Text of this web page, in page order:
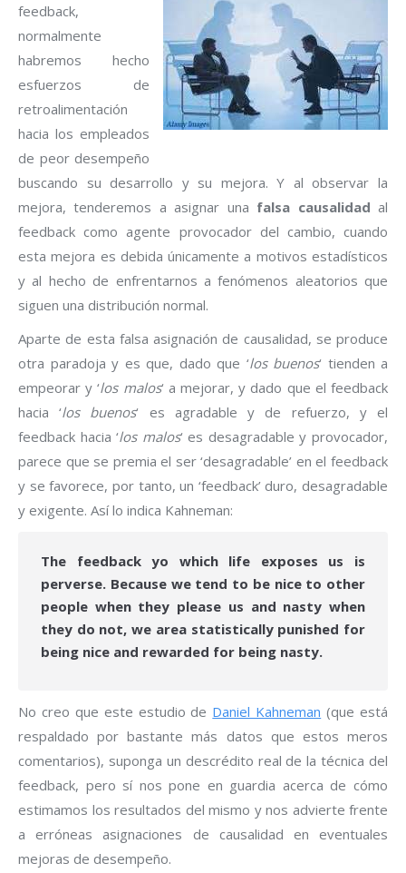
feedback,
normalmente
habremos hecho
esfuerzos de
retroalimentación
hacia los empleados
de peor desempeño
buscando su desarrollo y su mejora. Y al observar la
mejora, tenderemos a asignar una falsa causalidad al
feedback como agente provocador del cambio, cuando
esta mejora es debida únicamente a motivos estadísticos
y al hecho de enfrentarnos a fenómenos aleatorios que
siguen una distribución normal.
Aparte de esta falsa asignación de causalidad, se produce
otra paradoja y es que, dado que ‘los buenos‘ tienden a
empeorar y ‘los malos‘ a mejorar, y dado que el feedback
hacia ‘los buenos‘ es agradable y de refuerzo, y el
feedback hacia ‘los malos‘ es desagradable y provocador,
parece que se premia el ser ‘desagradable’ en el feedback
y se favorece, por tanto, un ‘feedback’ duro, desagradable
y exigente. Así lo indica Kahneman:
The feedback yo which life exposes us is
perverse. Because we tend to be nice to other
people when they please us and nasty when
they do not, we area statistically punished for
being nice and rewarded for being nasty.
No creo que este estudio de Daniel Kahneman (que está
respaldado por bastante más datos que estos meros
comentarios), suponga un descrédito real de la técnica del
feedback, pero sí nos pone en guardia acerca de cómo
estimamos los resultados del mismo y nos advierte frente
a erróneas asignaciones de causalidad en eventuales
mejoras de desempeño.